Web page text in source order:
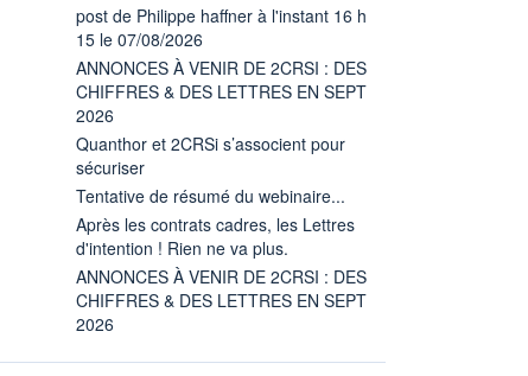
post de Philippe haffner à l'instant 16 h
15 le 07/08/2026
ANNONCES À VENIR DE 2CRSI : DES
CHIFFRES & DES LETTRES EN SEPT
2026
Quanthor et 2CRSi s’associent pour
sécuriser
Tentative de résumé du webinaire...
Après les contrats cadres, les Lettres
d'intention ! Rien ne va plus.
ANNONCES À VENIR DE 2CRSI : DES
CHIFFRES & DES LETTRES EN SEPT
2026